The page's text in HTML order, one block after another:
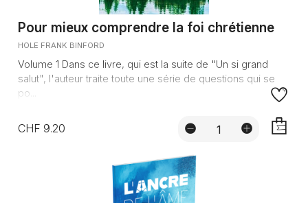
Pour mieux comprendre la foi chrétienne
HOLE FRANK BINFORD
Volume 1 Dans ce livre, qui est la suite de "Un si grand
salut", l'auteur traite toute une série de questions qui se
po...
CHF 9.20